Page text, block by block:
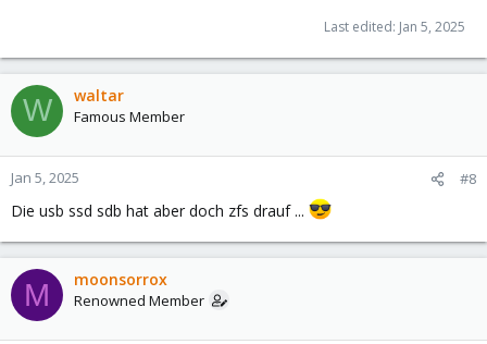
Last edited: Jan 5, 2025
W waltar
Famous Member
Jan 5, 2025 #8
Die usb ssd sdb hat aber doch zfs drauf ...
M moonsorrox
Renowned Member